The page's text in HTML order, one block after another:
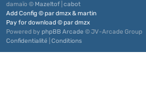
damaïo © Mazeltof cabot
Add Config©pardmzx&martin
Pay for download ©pardmzx
Powered by phpBB Arcade © JV-Arcade Group
Confidentialité Conditions